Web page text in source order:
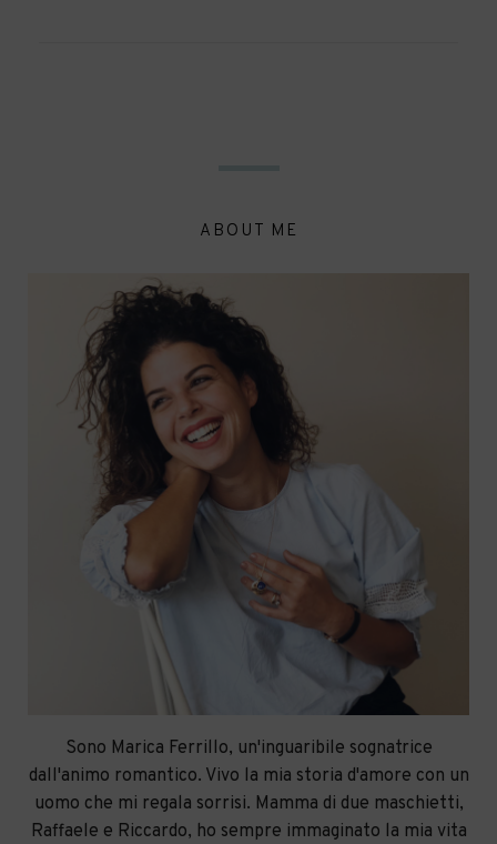
ABOUT ME
Sono Marica Ferrillo, un'inguaribile sognatrice
dall'animo romantico. Vivo la mia storia d'amore con un
uomo che mi regala sorrisi. Mamma di due maschietti,
Raffaele e Riccardo, ho sempre immaginato la mia vita